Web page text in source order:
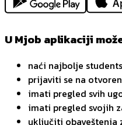
U Mjob aplikaciji
naći najbolje
prijaviti se na
imati pregled svih
imati pregled svojih
uključiti obaveštenja